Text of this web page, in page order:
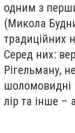
одним з
(Микола
традиційних
Серед них:
Рігельману,
шоломовидні
лір та інше –